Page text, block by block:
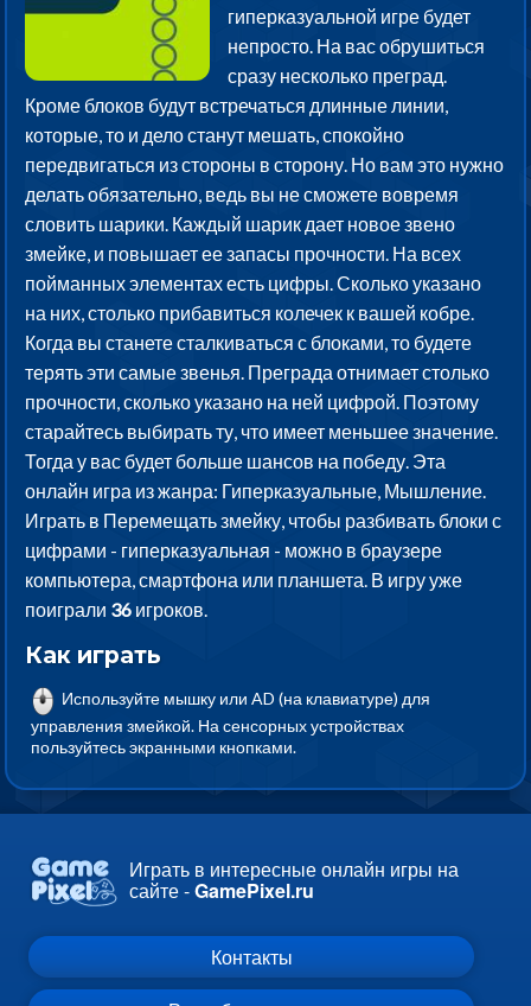
гиперказуальной игре будет
непросто. На вас обрушиться
сразу несколько преград.
Кроме блоков будут встречаться длинные линии,
которые, то и дело станут мешать, спокойно
передвигаться из стороны в сторону. Но вам это нужно
делать обязательно, ведь вы не сможете вовремя
словить шарики. Каждый шарик дает новое звено
змейке, и повышает ее запасы прочности. На всех
пойманных элементах есть цифры. Сколько указано
на них, столько прибавиться колечек к вашей кобре.
Когда вы станете сталкиваться с блоками, то будете
терять эти самые звенья. Преграда отнимает столько
прочности, сколько указано на ней цифрой. Поэтому
старайтесь выбирать ту, что имеет меньшее значение.
Тогда у вас будет больше шансов на победу. Эта
онлайн игра из жанра: Гиперказуальные, Мышление.
Играть в Перемещать змейку, чтобы разбивать блоки с
цифрами - гиперказуальная - можно в браузере
компьютера, смартфона или планшета. В игру уже
поиграли 36 игроков.
Как играть
Используйте мышку или AD (на клавиатуре) для
управления змейкой. На сенсорных устройствах
пользуйтесь экранными кнопками.
Играть в интересные онлайн игры на
сайте -GamePixel.ru
Контакты